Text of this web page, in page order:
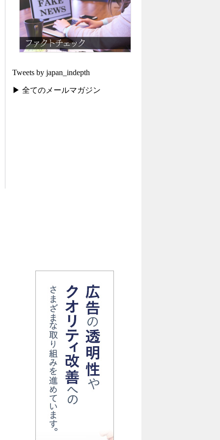
Tweets by japan_indepth
▶ 全てのメールマガジン